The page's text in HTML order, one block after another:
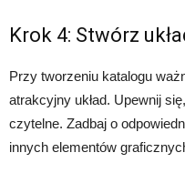
Krok 4: Stwórz
Przy tworzeniu katalogu
atrakcyjny układ. Upewnij
czytelne. Zadbaj o
innych elementów